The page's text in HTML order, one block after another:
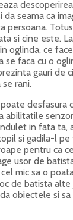
da seama ca
persoana.
si cine este.
oglinda, ce
se faca cu o
gauri de
rani.
desfasura
abilitatile
in fata ta,
si gadila-l pe
pentru ca
usor de
mic sa o
de batista alte
obiectele si